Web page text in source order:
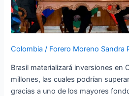
Colombia / Forero Moreno Sandra
Brasil materializará inversiones en
millones, las cuales podrían
gracias a uno de los mayores
pueden
superar
los
2.400
millones:
Presidente
Duque